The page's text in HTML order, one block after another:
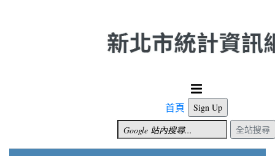
首頁
Sign Up
全站搜尋